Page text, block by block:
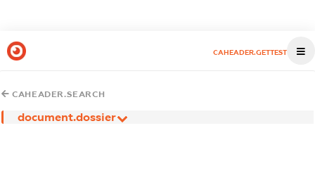
CAHEADER.GETTEST
CAHEADER.SEARCH
document.dossier